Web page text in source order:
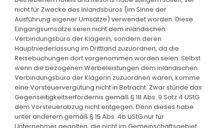
nicht für Zwecke des Inlandsbüros (im Sinne der
Ausführung eigener Umsätze) verwendet worden. Diese
Eingangsumsätze seien nicht dem inländischen
Verbindungsbüro der Klägerin, sondern deren
Hauptniederlassung im Drittland zuzuordnen, da die
Reisebuchungen dort vorgenommen worden seien. Selbst
wenn die bezogenen Werbeleistungen dem inländischen
Verbindungsbüro der Klägerin zuzuordnen wären, komme
eine Vorsteuervergütung nicht in Betracht. Zwar stünde das
Gegenseitigkeitserfordernis gemäß § 18 Abs. 9 Satz 4 UStG
dem Vorsteuerabzug nicht entgegen. Denn dieses habe
unter anderem gemäß § 15 Abs. 4b UStG nur für